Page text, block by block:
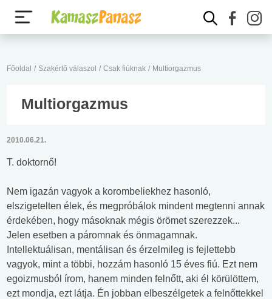
Főoldal / Szakértő válaszol / Csak fiúknak / Multiorgazmus
Multiorgazmus
2010.06.21.
T. doktornő!
Nem igazán vagyok a korombeliekhez hasonló,
elszigetelten élek, és megpróbálok mindent megtenni annak
érdekében, hogy másoknak mégis örömet szerezzek...
Jelen esetben a páromnak és önmagamnak.
Intellektuálisan, mentálisan és érzelmileg is fejlettebb
vagyok, mint a többi, hozzám hasonló 15 éves fiú. Ezt nem
egoizmusból írom, hanem minden felnőtt, aki él körülöttem,
ezt mondja, ezt látja. Én jobban elbeszélgetek a felnőttekkel